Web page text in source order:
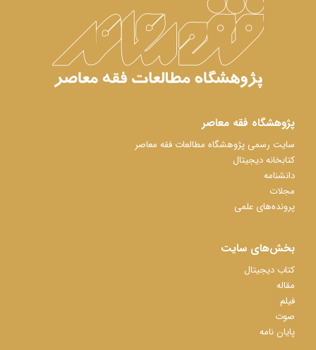
پژوهشگاه فقه معاصر
سایت رسمی پژوهشگاه مطالعات فقه معاصر
کتابخانه دیجیتال
دانشنامه
مجلات
پرونده‌های علمی
بخش‌های سایت
کتاب دیجیتال
مقاله
فیلم
صوت
پایان نامه